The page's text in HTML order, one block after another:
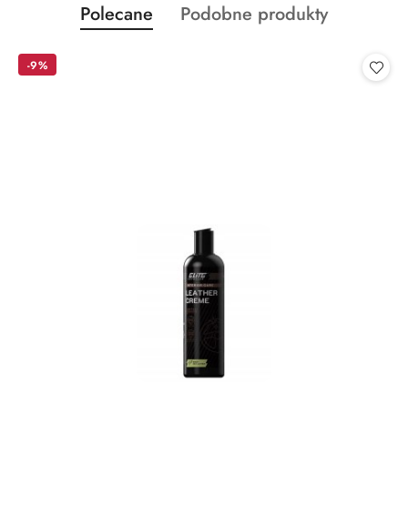
Pomiń karuzelę produktów
Produkty
o
Polecane
Produkty
Podobne produkty
-9%